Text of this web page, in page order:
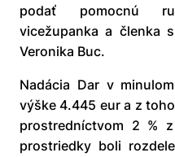
podať pomocnú
vicežupanka a členka
Veronika Buc.
Nadácia Dar v
výške 4.445 eur a z
prostredníctvom 2 %
prostriedky boli